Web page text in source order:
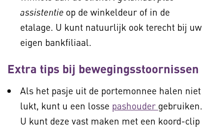
assistentie op de winkeldeur of in de
etalage. U kunt natuurlijk ook terecht bij uw
eigen bankfiliaal.
Extra tips bij bewegingsstoornissen
Als het pasje uit de portemonnee halen niet
lukt, kunt u een losse pashouder gebruiken.
U kunt deze vast maken met een koord-clip